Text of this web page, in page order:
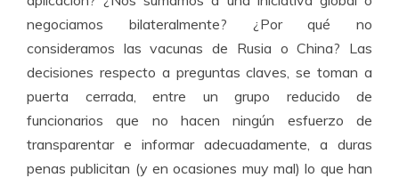
negociamos bilateralmente? ¿Por qué no
consideramos las vacunas de Rusia o China? Las
decisiones respecto a preguntas claves, se toman a
puerta cerrada, entre un grupo reducido de
funcionarios que no hacen ningún esfuerzo de
transparentar e informar adecuadamente, a duras
penas publicitan (y en ocasiones muy mal) lo que han